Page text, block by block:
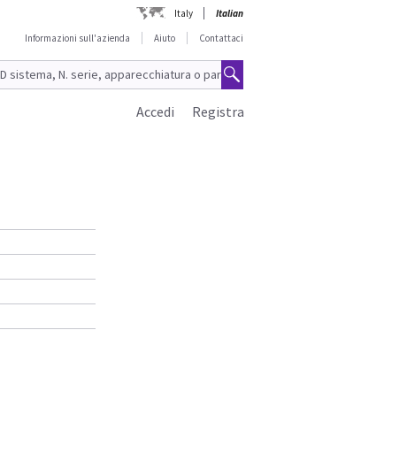
Italy
Italian
Informazioni sull'azienda
Aiuto Contattaci
Registra
Accedi